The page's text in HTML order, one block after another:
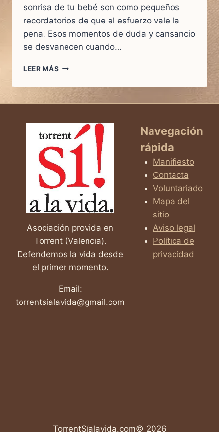
sonrisa de tu bebé son como pequeños
recordatorios de que el esfuerzo vale la
pena. Esos momentos de duda y cansancio
se desvanecen cuando…
LEER MÁS DE
INCERTIDUMBRE
A
Asociación provida en
Torrent (Valencia).
Defendemos la vida desde
el primer momento.
Email:
torrentsialavida@gmail.com
Navegación
rápida
Manifiesto
Contacta
Voluntariado
Mapa del
sitio
Aviso legal
Política de
privacidad
TorrentSíalavida.com© 2026